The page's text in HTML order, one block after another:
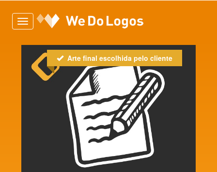
Toggle
navigation
Arte final escolhida pelo cliente